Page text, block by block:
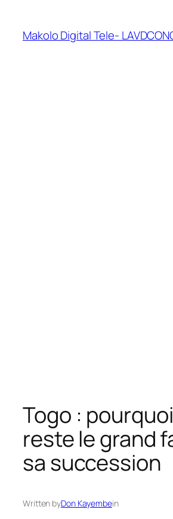
Makolo Digital Tele-
Togo :
reste le grand
sa succession
Written byDon Kayembein